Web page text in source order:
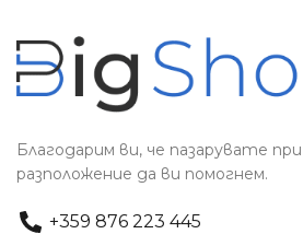
Благодарим ви, че пазарувате
разположение да ви помогнем.
+359 876 223 445